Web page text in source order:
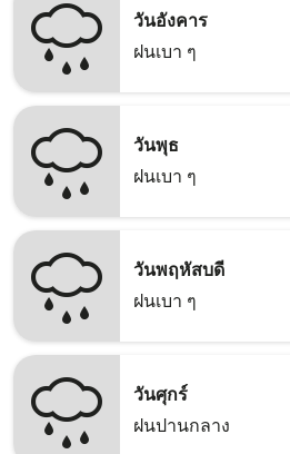
วันอังคาร
ฝนเบา ๆ
วันพุธ
ฝนเบา ๆ
วันพฤหัสบดี
ฝนเบา ๆ
วันศุกร์
ฝนปานกลาง